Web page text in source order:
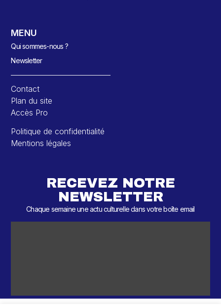
MENU
Qui sommes-nous ?
Newsletter
Contact
Plan du site
Accès Pro
Politique de confidentialité
Mentions légales
RECEVEZ NOTRE
NEWSLETTER
Chaque semaine une actu culturelle dans votre boîte email